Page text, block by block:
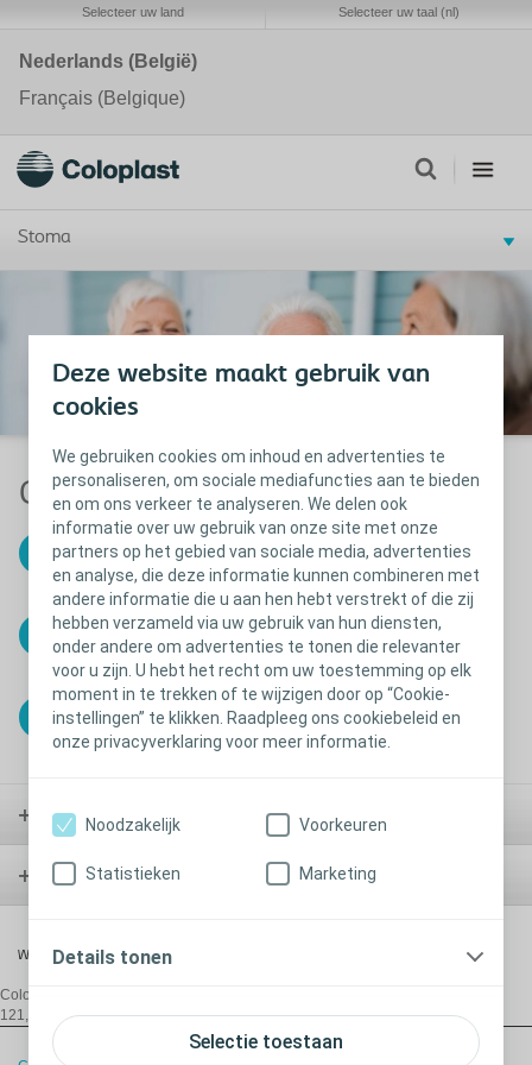
Deze website maakt gebruik van
cookies
We gebruiken cookies om inhoud en advertenties te
personaliseren, om sociale mediafuncties aan te bieden
en om ons verkeer te analyseren. We delen ook
informatie over uw gebruik van onze site met onze
partners op het gebied van sociale media, advertenties
en analyse, die deze informatie kunnen combineren met
andere informatie die u aan hen hebt verstrekt of die zij
hebben verzameld via uw gebruik van hun diensten,
onder andere om advertenties te tonen die relevanter
voor u zijn. U hebt het recht om uw toestemming op elk
moment in te trekken of te wijzigen door op “Cookie-
instellingen” te klikken. Raadpleeg ons cookiebeleid en
onze privacyverklaring voor meer informatie.
Selectie toestaan
Noodzakelijk Voorkeuren
Statistieken Marketing
Details tonen
Selecteer uw land Selecteer uw taal (nl)
Nederlands (België)
Français (Belgique)
Stoma
Gebruiksaanwijzingen
SenSura Mio
SenSura Mio Convex
SenSura Mio Concave
Stoma
Wond
Coloplast Belgium NV/SA,
121, B-1654 Beersel/Huizingen, T:+32 2 334 35 35, E:be@coloplast.com